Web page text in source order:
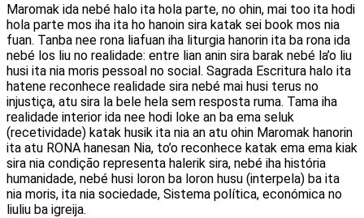
Maromak ida nebé halo ita hola parte, no ohin, mai too ita hodi
hola parte mos iha ita ho hanoin sira katak sei book mos nia
fuan. Tanba nee rona liafuan iha liturgia hanorin ita ba rona ida
nebé los liu no realidade: entre lian anin sira barak nebé la’o liu
husi ita nia moris pessoal no social. Sagrada Escritura halo ita
hatene reconhece realidade sira nebé mai husi terus no
injustiça, atu sira la bele hela sem resposta ruma. Tama iha
realidade interior ida nee hodi loke an ba ema seluk
(recetividade) katak husik ita nia an atu ohin Maromak hanorin
ita atu RONA hanesan Nia, to’o reconhece katak ema ema kiak
sira nia condição representa halerik sira, nebé iha história
humanidade, nebé husi loron ba loron husu (interpela) ba ita
nia moris, ita nia sociedade, Sistema política, económica no
liuliu ba igreija.